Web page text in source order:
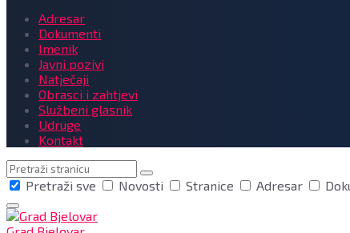
Adresar
Dokumenti
Imenik
Javni pozivi
Natječaji
Obrasci i zahtjevi
Službeni glasnik
Udruge
Kontakt
Pretraga
Pretraži sve
Novosti Stranice Adresar